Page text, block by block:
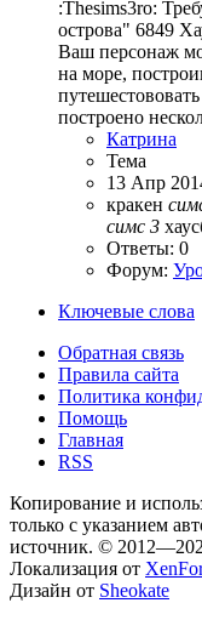
:Thesims3ro:
острова" 6849
Ваш персонаж
на море,
построено
Катрина
Тема
13 Апр
кракен
симс 3
Ответы: 0
Форум:
Ключевые слова
Обратная связь
Правила сайта
Политика
Помощь
Главная
RSS
Копирование и
только с указанием
источник. ©
Локализация от
Дизайн от Sheokate